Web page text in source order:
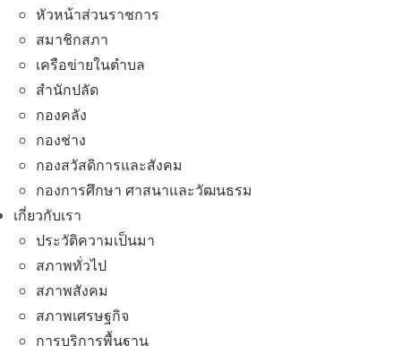
หัวหน้าส่วนราชการ
สมาชิกสภา
เครือข่ายในตำบล
สำนักปลัด
กองคลัง
กองช่าง
กองสวัสดิการและสังคม
กองการศึกษา ศาสนาและวัฒนธรม
เกี่ยวกับเรา
ประวัติความเป็นมา
สภาพทั่วไป
สภาพสังคม
สภาพเศรษฐกิจ
การบริการพื้นฐาน